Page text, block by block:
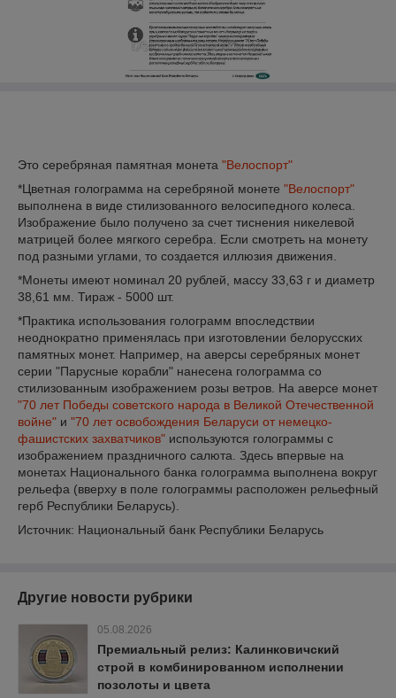
Это серебряная памятная монета "Велоспорт"
*Цветная голограмма на серебряной монете "Велоспорт"
выполнена в виде стилизованного велосипедного колеса.
Изображение было получено за счет тиснения никелевой
матрицей более мягкого серебра. Если смотреть на монету
под разными углами, то создается иллюзия движения.
*Монеты имеют номинал 20 рублей, массу 33,63 г и диаметр
38,61 мм. Тираж - 5000 шт.
*Практика использования голограмм впоследствии
неоднократно применялась при изготовлении белорусских
памятных монет. Например, на аверсы серебряных монет
серии "Парусные корабли" нанесена голограмма со
стилизованным изображением розы ветров. На аверсе монет
"70 лет Победы советского народа в Великой Отечественной
войне" и "70 лет освобождения Беларуси от немецко-
фашистских захватчиков" используются голограммы с
изображением праздничного салюта. Здесь впервые на
монетах Национального банка голограмма выполнена вокруг
рельефа (вверху в поле голограммы расположен рельефный
герб Республики Беларусь).
Источник: Национальный банк Республики Беларусь
Другие новости рубрики
05.08.2026
Премиальный релиз: Калинковичский
строй в комбинированном исполнении
позолоты и цвета